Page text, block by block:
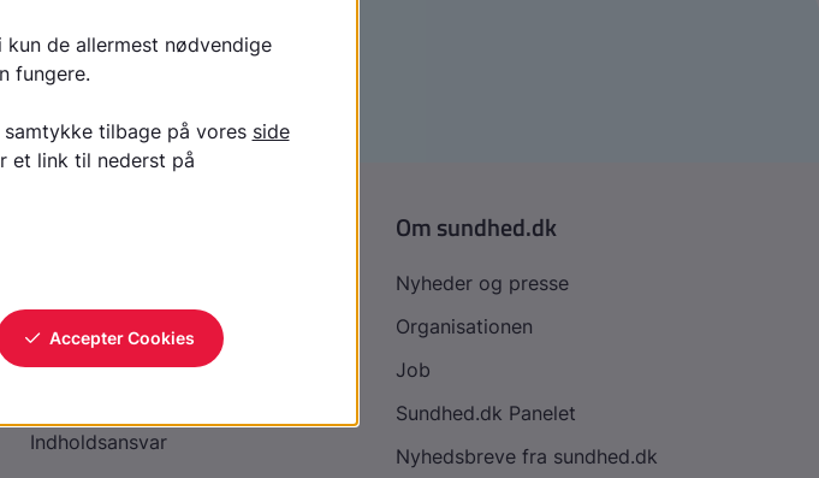
Oligofrenipsykiatri